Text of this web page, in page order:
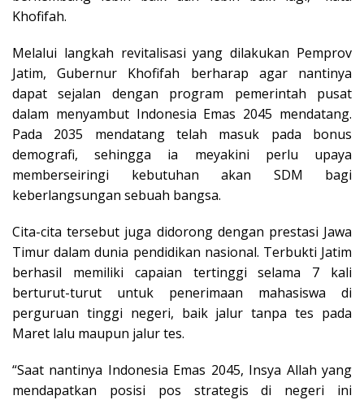
Khofifah.
Melalui langkah revitalisasi yang dilakukan Pemprov
Jatim, Gubernur Khofifah berharap agar nantinya
dapat sejalan dengan program pemerintah pusat
dalam menyambut Indonesia Emas 2045 mendatang.
Pada 2035 mendatang telah masuk pada bonus
demografi, sehingga ia meyakini perlu upaya
memberseiringi kebutuhan akan SDM bagi
keberlangsungan sebuah bangsa.
Cita-cita tersebut juga didorong dengan prestasi Jawa
Timur dalam dunia pendidikan nasional. Terbukti Jatim
berhasil memiliki capaian tertinggi selama 7 kali
berturut-turut untuk penerimaan mahasiswa di
perguruan tinggi negeri, baik jalur tanpa tes pada
Maret lalu maupun jalur tes.
“Saat nantinya Indonesia Emas 2045, Insya Allah yang
mendapatkan posisi pos strategis di negeri ini